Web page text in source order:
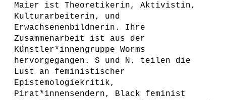
Maier ist Theoretikerin, Aktivistin,
Kulturarbeiterin, und
Erwachsenenbildnerin. Ihre
Zusammenarbeit ist aus der
Künstler*innengruppe Worms
hervorgegangen. S und N. teilen die
Lust an feministischer
Epistemologiekritik,
Pirat*innensendern, Black feminist